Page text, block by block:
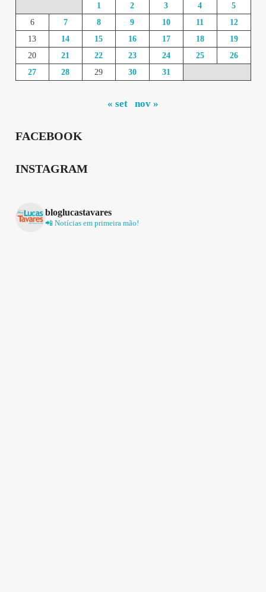
1 2 3 4
5
6
7 8 9 10 11
12
13
14 15 16 17 18
19
20
21 22 23 24 25
26
27
28 29 30 31
« set nov »
FACEBOOK
INSTAGRAM
bloglucastavares
📲 Notícias em primeira mão!